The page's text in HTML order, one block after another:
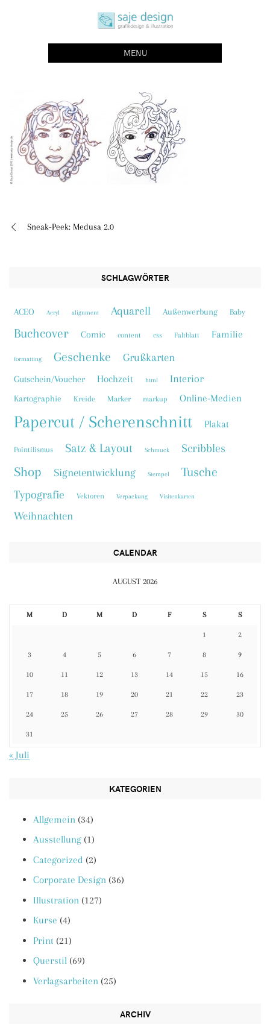
saje design bonn
grafikdesign | buchgestaltung | illustration
MENU
Beitragsnavigation
Sneak-Peek: Medusa 2.0
SCHLAGWÖRTER
ACEO Acryl alignment Aquarell Außenwerbung Baby
Buchcover Comic content css Faltblatt Familie
formatting Geschenke Grußkarten
Gutschein/Voucher Hochzeit html Interior
Kartographie Kreide Marker markup Online-Medien
Papercut / Scherenschnitt Plakat
Pointilismus Satz & Layout Schmuck Scribbles
Shop Signetentwicklung Stempel Tusche
Typografie Vektoren Verpackung Visitenkarten
Weihnachten
CALENDAR
AUGUST 2026
M D M D F S S
1 2
3 4 5 6 7 8 9
10 11 12 13 14 15 16
17 18 19 20 21 22 23
24 25 26 27 28 29 30
31
« Juli
KATEGORIEN
Allgemein (34)
Ausstellung (1)
Categorized (2)
Corporate Design (36)
Illustration (127)
Kurse (4)
Print (21)
Querstil (69)
Verlagsarbeiten (25)
ARCHIV